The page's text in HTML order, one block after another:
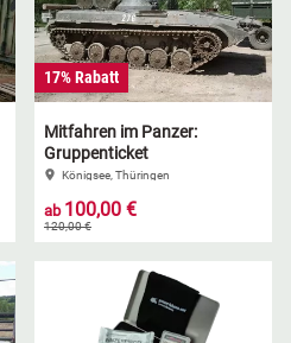
17% Rabatt
Mitfahren im Panzer:
Gruppenticket
Königsee, Thüringen
ab 100,00 €
120,00 €